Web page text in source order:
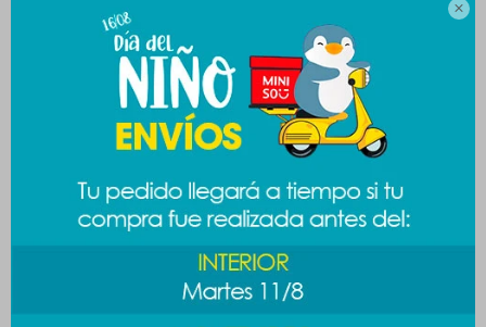

CAMBIOS Y DEVOLUCIONES
MEDIOS DE PAGO
Productos que te pueden interesar